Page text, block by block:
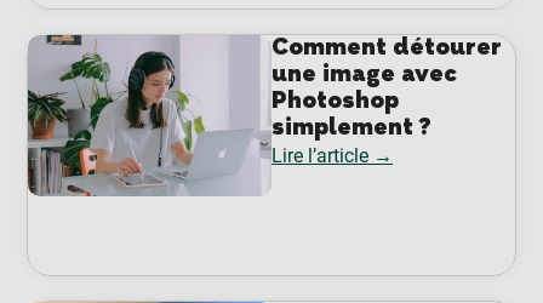
Comment détourer
une image avec
Photoshop
simplement ?
Lire l’article →